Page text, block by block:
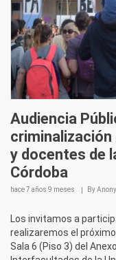
Audiencia
criminalización
y docentes de
Córdoba
hace7 años 9 meses By
Los invitamos a
realizaremos el
Sala 6 (Piso 3) del